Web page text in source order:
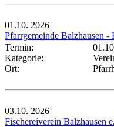
01.10. 2026
Pfarrgemeinde Balzhausen
Termin:
Kategorie:
Ort:
03.10. 2026
Fischereiverein Balzhausen